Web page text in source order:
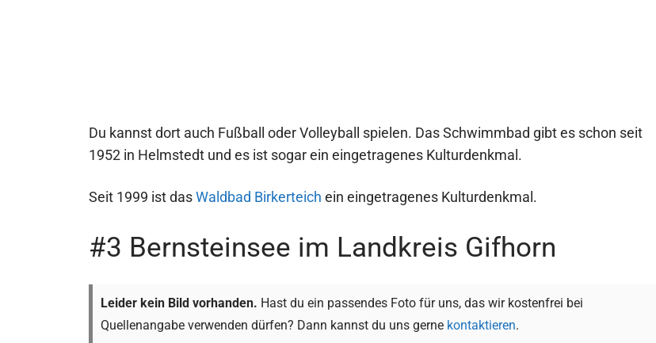
Du kannst dort auch Fußball oder Volleyball spielen. Das Schwimmbad gibt es schon seit
1952 in Helmstedt und es ist sogar ein eingetragenes Kulturdenkmal.
Seit 1999 ist dasWaldbad Birkerteich ein eingetragenes Kulturdenkmal.
#3 Bernsteinsee im Landkreis Gifhorn
Leider kein Bild vorhanden. Hast du ein passendes Foto für uns, das wir kostenfrei bei
Quellenangabe verwenden dürfen? Dann kannst du uns gerne kontaktieren.